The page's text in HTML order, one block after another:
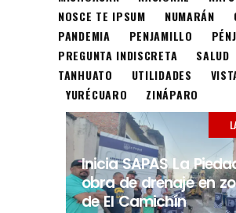
NOSCE TE IPSUM
NUMARÁN
PANDEMIA
PENJAMILLO
PREGUNTA INDISCRETA
SALUD
TANHUATO
UTILIDADES
YURÉCUARO
ZINÁPARO
Inicia SAPAS La
obra de drenaje en
de El Camichín